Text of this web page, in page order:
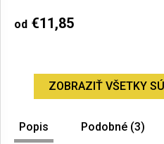
od €11,85
ZOBRAZIŤ VŠETKY
Popis Podobné (3)